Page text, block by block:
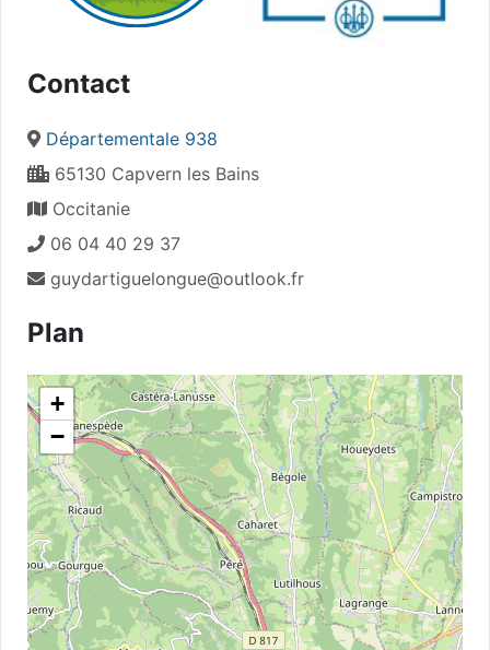
Contact
Départementale 938
65130 Capvern les Bains
Occitanie
06 04 40 29 37
guydartiguelongue@outlook.fr
Plan
+
−